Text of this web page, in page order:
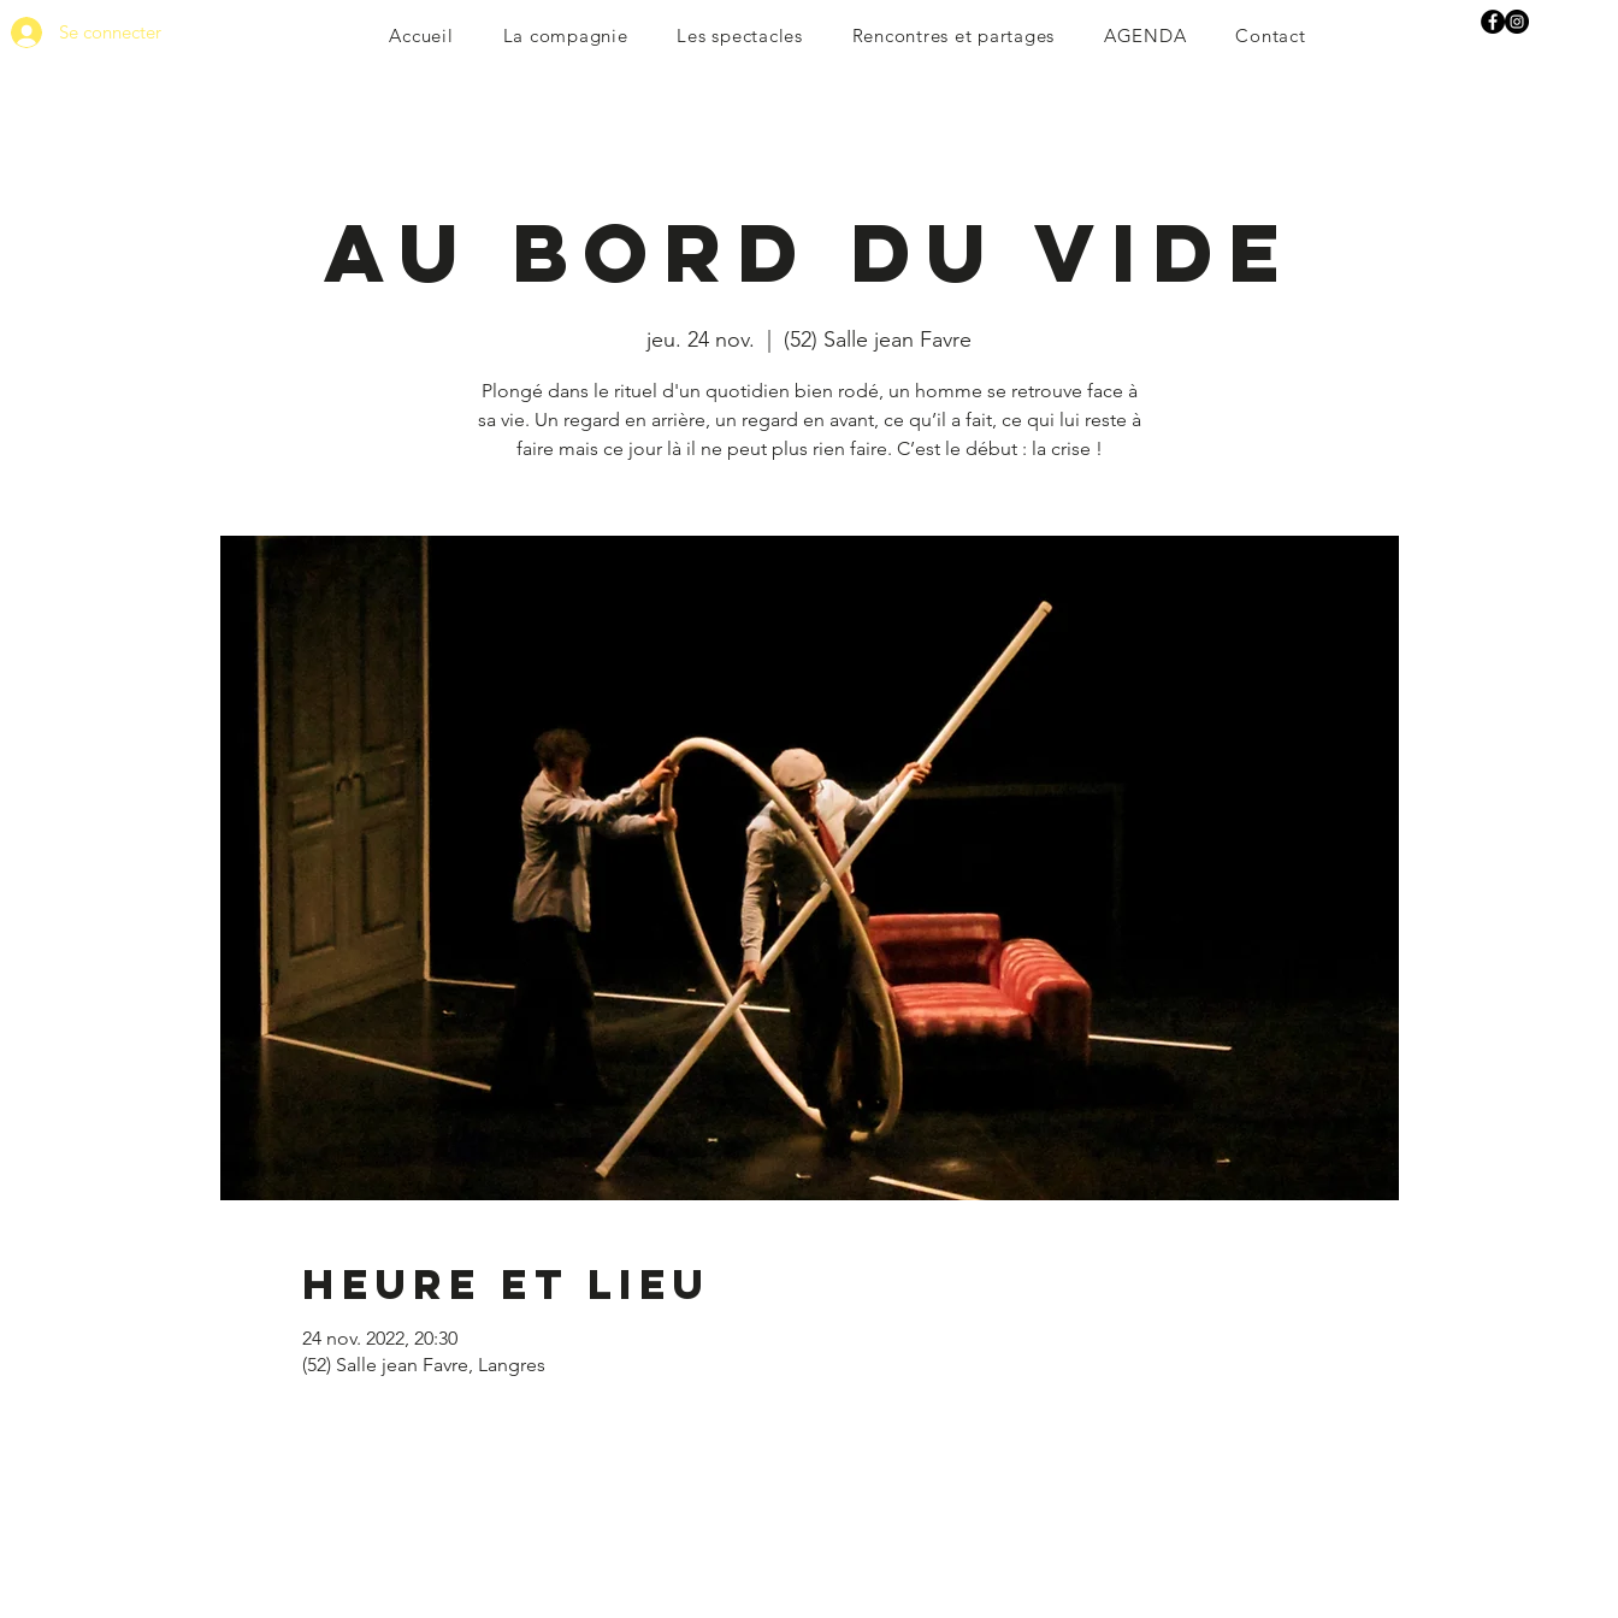
Se connecter Accueil La compagnie Les spectacles Rencontres et partages AGENDA Contact
Au bord du vide
jeu. 24 nov. (52) Salle jean Favre
Plongé dans le rituel d'un quotidien bien rodé, un homme se retrouve face à
sa vie. Un regard en arrière, un regard en avant, ce qu’il a fait, ce qui lui reste à
faire mais ce jour là il ne peut plus rien faire. C’est le début : la crise !
Heure et lieu
24 nov. 2022, 20:30
(52) Salle jean Favre, Langres